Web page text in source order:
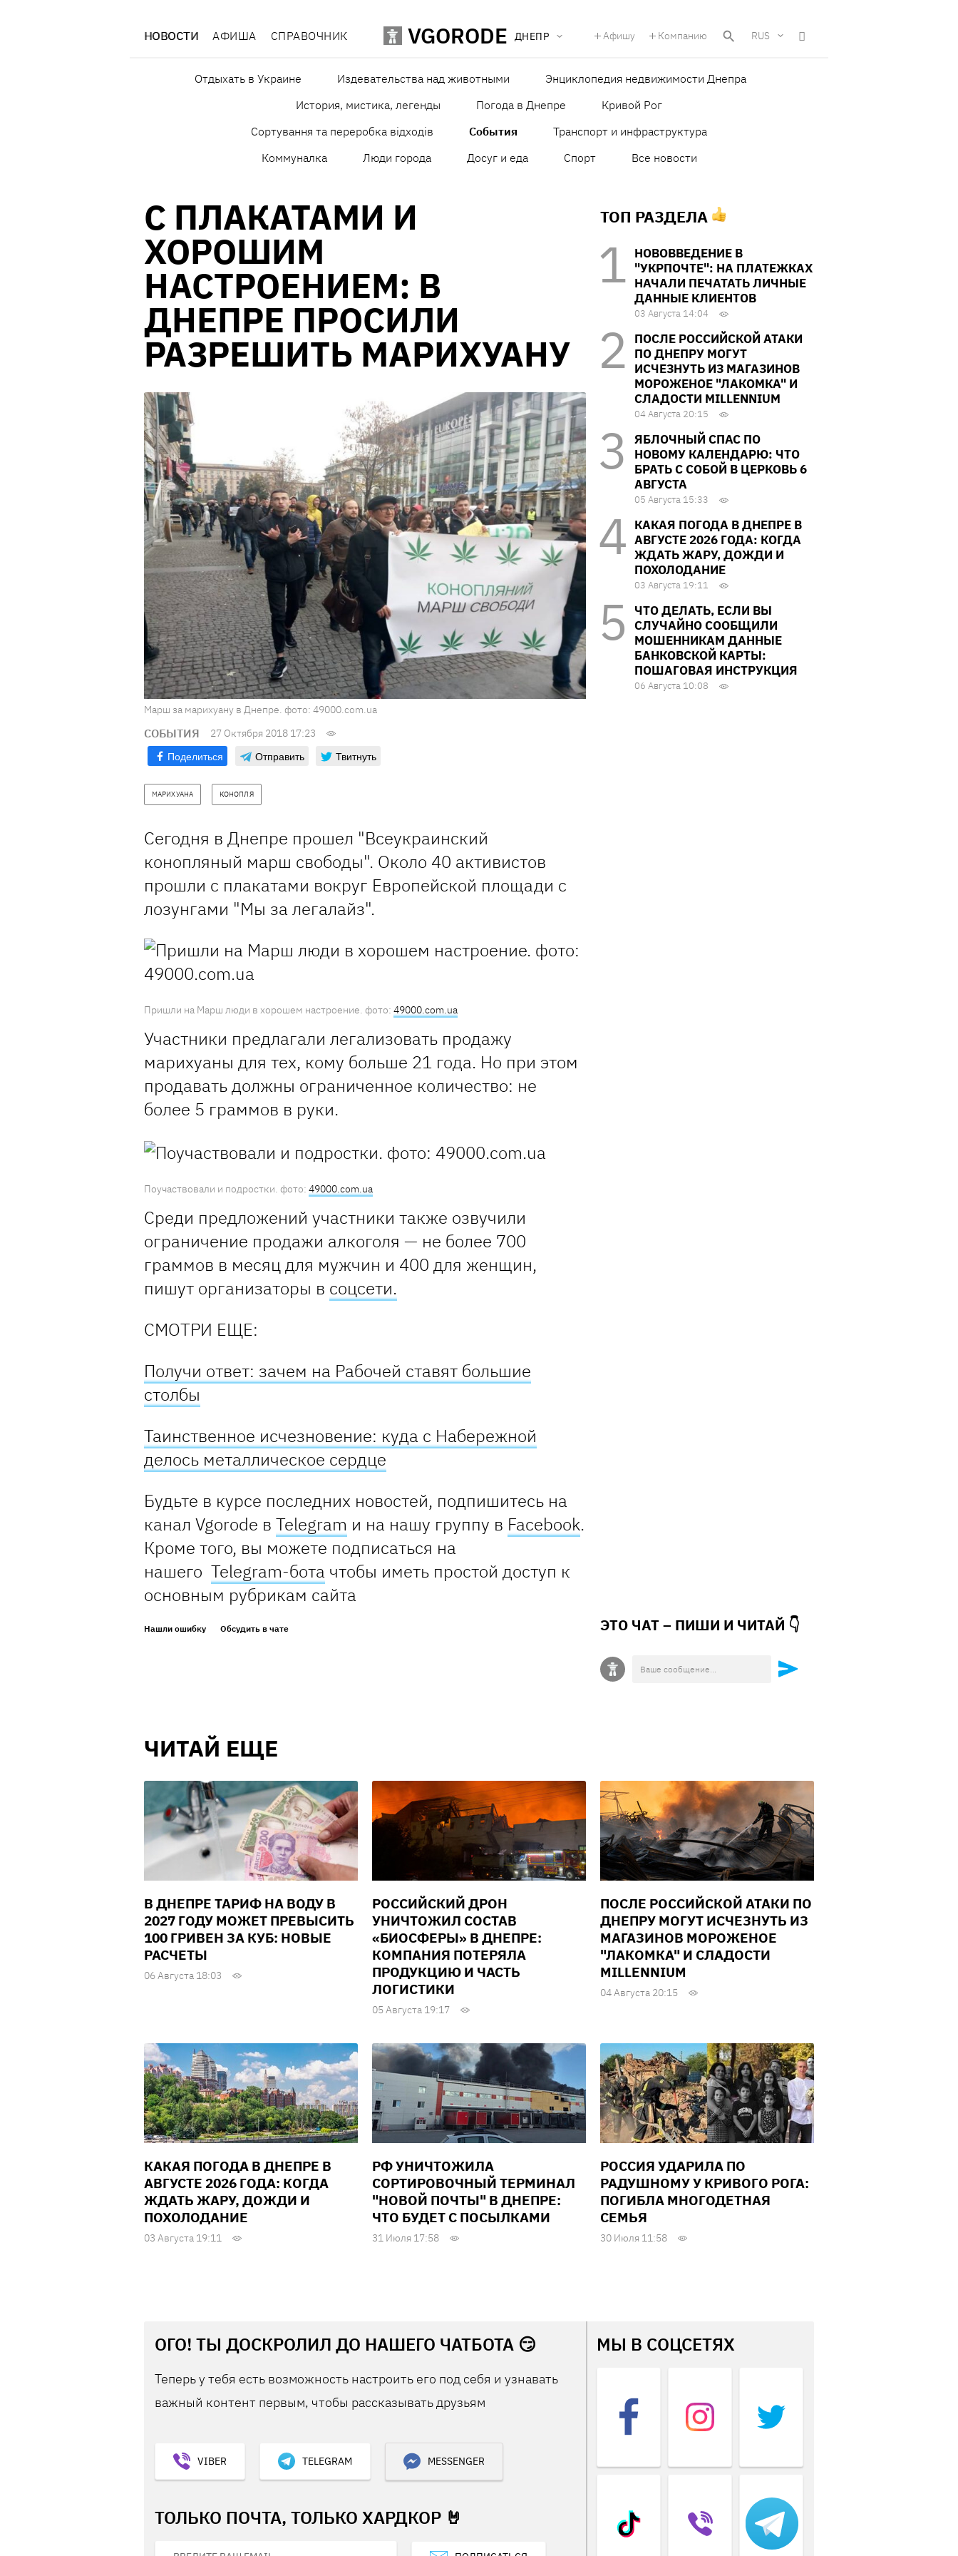
НОВОСТИ АФИША СПРАВОЧНИК VGORODE ДНЕПР Афишу Компанию RUS
Отдыхать в Украине Издевательства над животными
Энциклопедия недвижимости Днепра
История, мистика, легенды
Погода в Днепре
Кривой Рог
Сортування та переробка відходів
События
Транспорт и инфраструктура
Коммуналка
Люди города Досуг и еда Спорт Все новости
С ПЛАКАТАМИ И
ХОРОШИМ
НАСТРОЕНИЕМ: В
ДНЕПРЕ ПРОСИЛИ
РАЗРЕШИТЬ МАРИХУАНУ
Марш за марихуану в Днепре. фото: 49000.com.ua
СОБЫТИЯ 27 Октября 2018 17:23
Поделиться Отправить Твитнуть
МАРИХУАНА КОНОПЛЯ
Сегодня в Днепре прошел "Всеукраинский
конопляный марш свободы". Около 40 активистов
прошли с плакатами вокруг Европейской площади с
лозунгами "Мы за легалайз".
Пришли на Марш люди в хорошем настроение. фото: 49000.com.ua
Участники предлагали легализовать продажу
марихуаны для тех, кому больше 21 года. Но при этом
продавать должны ограниченное количество: не
более 5 граммов в руки.
Поучаствовали и подростки. фото: 49000.com.ua
Среди предложений участники также озвучили
ограничение продажи алкоголя — не более 700
граммов в месяц для мужчин и 400 для женщин,
пишут организаторы в соцсети.
СМОТРИ ЕЩЕ:
Получи ответ: зачем на Рабочей ставят большие
столбы
Таинственное исчезновение: куда с Набережной
делось металлическое сердце
Будьте в курсе последних новостей, подпишитесь на
канал Vgorode в Telegram и на нашу группу в Facebook.
Кроме того, вы можете подписаться на
нашего Telegram-бота чтобы иметь простой доступ к
основным рубрикам сайта
Нашли ошибку Обсудить в чате
ТОП РАЗДЕЛА
НОВОВВЕДЕНИЕ В
"УКРПОЧТЕ": НА ПЛАТЕЖКАХ
НАЧАЛИ ПЕЧАТАТЬ ЛИЧНЫЕ
ДАННЫЕ КЛИЕНТОВ
03 Августа 14:04
ПОСЛЕ РОССИЙСКОЙ АТАКИ
ПО ДНЕПРУ МОГУТ
ИСЧЕЗНУТЬ ИЗ МАГАЗИНОВ
МОРОЖЕНОЕ "ЛАКОМКА" И
СЛАДОСТИ MILLENNIUM
04 Августа 20:15
ЯБЛОЧНЫЙ СПАС ПО
НОВОМУ КАЛЕНДАРЮ: ЧТО
БРАТЬ С СОБОЙ В ЦЕРКОВЬ 6
АВГУСТА
05 Августа 15:33
КАКАЯ ПОГОДА В ДНЕПРЕ В
АВГУСТЕ 2026 ГОДА: КОГДА
ЖДАТЬ ЖАРУ, ДОЖДИ И
ПОХОЛОДАНИЕ
03 Августа 19:11
ЧТО ДЕЛАТЬ, ЕСЛИ ВЫ
СЛУЧАЙНО СООБЩИЛИ
МОШЕННИКАМ ДАННЫЕ
БАНКОВСКОЙ КАРТЫ:
ПОШАГОВАЯ ИНСТРУКЦИЯ
06 Августа 10:08
ЭТО ЧАТ – ПИШИ И ЧИТАЙ 👇
ЧИТАЙ ЕЩЕ
В ДНЕПРЕ ТАРИФ НА ВОДУ В
2027 ГОДУ МОЖЕТ ПРЕВЫСИТЬ
100 ГРИВЕН ЗА КУБ: НОВЫЕ
РАСЧЕТЫ
06 Августа 18:03
РОССИЙСКИЙ ДРОН
УНИЧТОЖИЛ СОСТАВ
«БИОСФЕРЫ» В ДНЕПРЕ:
КОМПАНИЯ ПОТЕРЯЛА
ПРОДУКЦИЮ И ЧАСТЬ
ЛОГИСТИКИ
05 Августа 19:17
ПОСЛЕ РОССИЙСКОЙ АТАКИ ПО
ДНЕПРУ МОГУТ ИСЧЕЗНУТЬ ИЗ
МАГАЗИНОВ МОРОЖЕНОЕ
"ЛАКОМКА" И СЛАДОСТИ
MILLENNIUM
04 Августа 20:15
КАКАЯ ПОГОДА В ДНЕПРЕ В
АВГУСТЕ 2026 ГОДА: КОГДА
ЖДАТЬ ЖАРУ, ДОЖДИ И
ПОХОЛОДАНИЕ
03 Августа 19:11
РФ УНИЧТОЖИЛА
СОРТИРОВОЧНЫЙ ТЕРМИНАЛ
"НОВОЙ ПОЧТЫ" В ДНЕПРЕ:
ЧТО БУДЕТ С ПОСЫЛКАМИ
31 Июля 17:58
РОССИЯ УДАРИЛА ПО
РАДУШНОМУ У КРИВОГО РОГА:
ПОГИБЛА МНОГОДЕТНАЯ
СЕМЬЯ
30 Июля 11:58
ОГО! ТЫ ДОСКРОЛИЛ ДО НАШЕГО ЧАТБОТА 😏
Теперь у тебя есть возможность настроить его под себя и узнавать
важный контент первым, чтобы рассказывать друзьям
VIBER TELEGRAM MESSENGER
ТОЛЬКО ПОЧТА, ТОЛЬКО ХАРДКОР 🤘
МЫ В СОЦСЕТЯХ